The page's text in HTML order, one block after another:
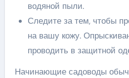
водяной пыли.
Следите за тем, чтобы
на вашу кожу.
проводить в защитной
Начинающие садоводы